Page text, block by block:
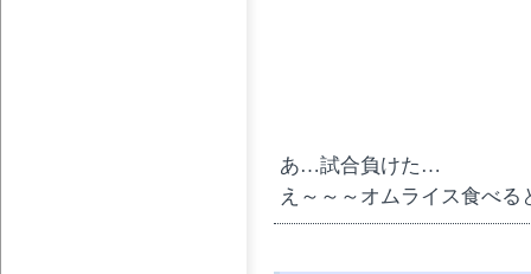
あ…試合負けた…
え～～～オムライス食べ